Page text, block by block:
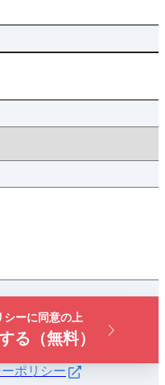
シーに同意の上
る（無料）
ポリシー